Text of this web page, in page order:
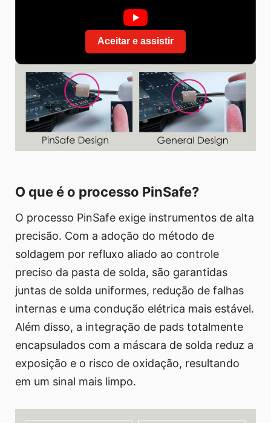
Aceitar e assistir
O que é o processo PinSafe?
O processo PinSafe exige instrumentos de alta
precisão. Com a adoção do método de
soldagem por refluxo aliado ao controle
preciso da pasta de solda, são garantidas
juntas de solda uniformes, redução de falhas
internas e uma condução elétrica mais estável.
Além disso, a integração de pads totalmente
encapsulados com a máscara de solda reduz a
exposição e o risco de oxidação, resultando
em um sinal mais limpo.